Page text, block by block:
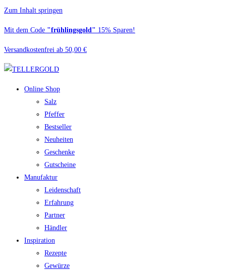
Zum Inhalt springen
Mit dem Code "frühlingsgold" 15% Sparen!
Versandkostenfrei ab 50,00 €
Online Shop
Salz
Pfeffer
Bestseller
Neuheiten
Geschenke
Gutscheine
Manufaktur
Leidenschaft
Erfahrung
Partner
Händler
Inspiration
Rezepte
Gewürze